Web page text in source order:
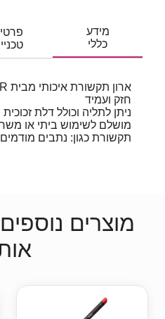
מידע
כללי
חזק ועמיד
ניתן לתליה וכולל דלת זכוכית
מושלם לשימוש ביתי או
תקשורת כגון: נתבים
מוצרים נוספים